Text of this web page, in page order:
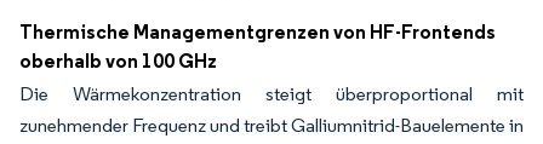
Thermische Managementgrenzen von HF-Frontends
oberhalb von 100 GHz
Die Wärmekonzentration steigt überproportional mit
zunehmender Frequenz und treibt Galliumnitrid-Bauelemente in